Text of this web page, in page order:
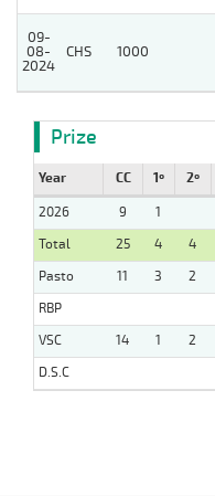
09-
08-
2024
CHS 1000
Prize
Year CC 1º 2º
2026 9 1
Total
25 4 4
Pasto
11 3 2
RBP
VSC
14 1 2
D.S.C